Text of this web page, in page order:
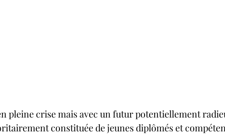
pleine crise mais avec un futur potentiellement
constituée de jeunes diplômés et